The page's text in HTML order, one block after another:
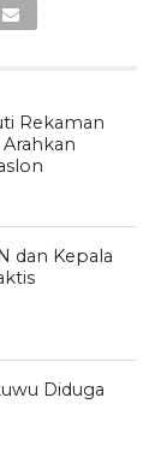
Rekaman
dan Kepala
Diduga